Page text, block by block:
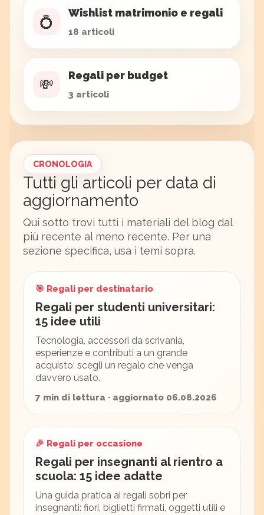
💍
Wishlist matrimonio e regali
18 articoli
💸
Regali per budget
3 articoli
CRONOLOGIA
Tutti gli articoli per data di
aggiornamento
Qui sotto trovi tutti i materiali del blog dal
più recente al meno recente. Per una
sezione specifica, usa i temi sopra.
🎯 Regali per destinatario
Regali per studenti universitari:
15 idee utili
Tecnologia, accessori da scrivania,
esperienze e contributi a un grande
acquisto: scegli un regalo che venga
davvero usato.
7 min di lettura · aggiornato 06.08.2026
🎉 Regali per occasione
Regali per insegnanti al rientro a
scuola: 15 idee adatte
Una guida pratica ai regali sobri per
insegnanti: fiori, biglietti firmati, oggetti utili e